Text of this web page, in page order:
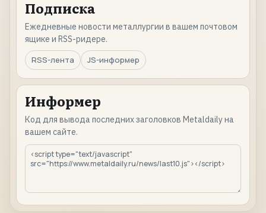
Подписка
Ежедневные новости металлургии в вашем почтовом
ящике и RSS-ридере.
RSS-лента
JS-информер
Информер
Код для вывода последних заголовков Metaldaily на
вашем сайте.